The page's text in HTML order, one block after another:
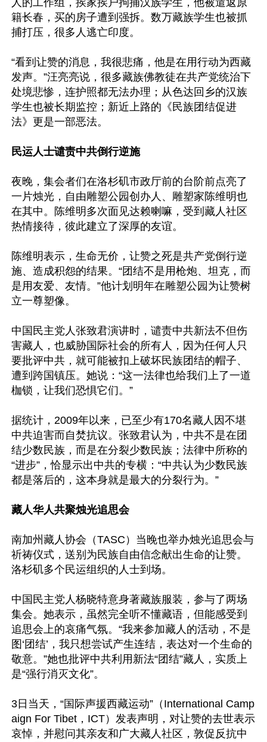
人的工作组，挨家挨户拘捕汉族学生，他被遣返原
籍长春，买的房子遭到强拆。数万藏族学生也被抓
捕打压，很多人逃亡印度。
“看到让赞的消息，我很悲痛，他是在用行动为西藏
发声。”汪亮亮说，很多藏族佛教徒在共产党统治下
处境悲惨，连护照都无法办理；从色达回乡的汉族
学生也被长期监控；新近上路的《民族团结促进
法》更是一部恶法。
民运人士谴责中共倒行逆施
夜晚，集会者们在洛杉矶市政厅前的台阶前点亮了
一片烛光，自由雕塑公园创办人、雕塑家陈维明也
在其中。陈维明多次面见达赖喇嘛，受到藏人社区
热情接待，彼此建立了深厚的友谊。
陈维明表示，生命无价，让赞之死是共产党倒行逆
施、造成积怨的结果。“团结不是用枪炮、坦克，而
是用友爱、友情。”他计划明年在雕塑公园为让赞树
立一尊塑像。
中国民主党人张致君演讲时，谴责中共新法不但伤
害藏人，也威胁国际社会的所有人，因为任何人只
要批评中共，就可能被扣上破坏民族团结的帽子、
遭到跨国镇压。她说：“这一法律也给我们上了一道
枷锁，让我们恐惧它们。”
据统计，2009年以来，已至少有170名藏人因不堪
中共迫害而自焚抗议。张致君认为，中共不是在团
结少数民族，而是在分裂少数民族；法律中所称的
“进步”，恰显示出中共的专横：“中共认为少数民族
都是落后的，这本身就是最大的分裂行为。”
藏人华人共聚烛光追思会
南加州藏人协会（TASC）当晚也举办烛光追思会与
祈祷仪式，送别为民族自由信念献出生命的让赞。
洛杉矶多个民运组织的人士到场。
中国民主党人杨晓特意身著藏族服装，参与了两场
集会。她表示，虽然完全听不懂藏语，但能感受到
追思会上的哀痛气氛。“我来参加藏人的活动，不是
图‘团结’，我只想尝试产生连结，表达对一个生命的
敬意。”她也批评中共利用新法“团结”藏人，实质上
是“强行消灭文化”。
3日当天，“国际声援西藏运动”（International Camp
aign For Tibet，ICT）发表声明，对让赞的去世表示
哀悼，并慰问其亲友和广大藏人社区，敦促反抗中